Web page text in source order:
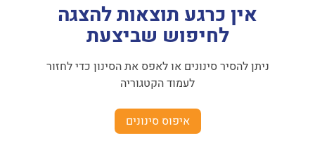
אין כרגע תוצאות להצגה
לחיפוש שביצעת
ניתן להסיר סינונים או לאפס את הסינון כדי לחזור
לעמוד הקטגוריה
איפוס סינונים